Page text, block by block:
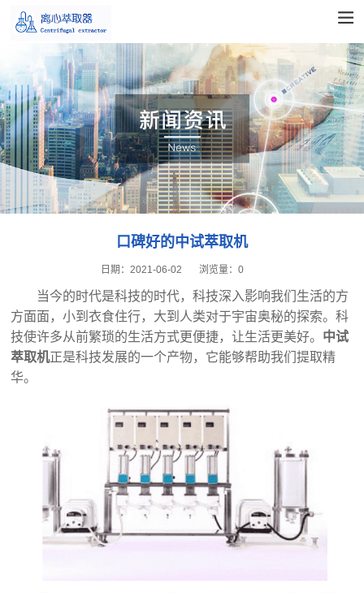
口碑好的中试萃取机
2021-06-02
日期： 浏览量：0
当今的时代是科技的时代，科技深入影响我们生活的方
方面面，小到衣食住行，大到人类对于宇宙奥秘的探索。科
技使许多从前繁琐的生活方式更便捷，让生活更美好。 中试
萃取机正是科技发展的一个产物，它能够帮助我们提取精
华。